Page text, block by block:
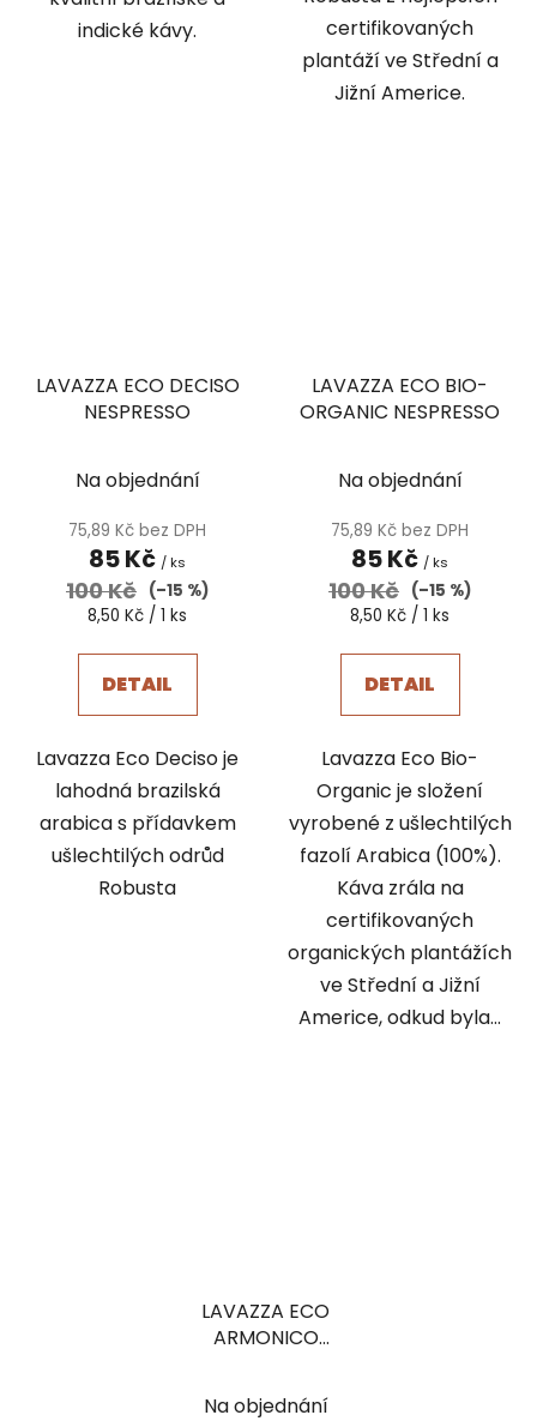
indické kávy.
certifikovaných
plantáží ve Střední a
Jižní Americe.
LAVAZZA ECO DECISO
NESPRESSO
Na objednání
75,89 Kč bez DPH
85 Kč / ks
100 Kč (–15 %)
Měrná
8,50 Kč / 1 ks
DETAIL
Lavazza Eco Deciso je
lahodná brazilská
arabica s přídavkem
ušlechtilých odrůd
Robusta
LAVAZZA ECO BIO-
ORGANIC NESPRESSO
Na objednání
75,89 Kč bez DPH
85 Kč / ks
100 Kč (–15 %)
Měrná
8,50 Kč / 1 ks
DETAIL
Lavazza Eco Bio-
Organic je složení
vyrobené z ušlechtilých
fazolí Arabica (100%).
Káva zrála na
certifikovaných
organických plantážích
ve Střední a Jižní
Americe, odkud byla...
LAVAZZA ECO
ARMONICO
Na objednání